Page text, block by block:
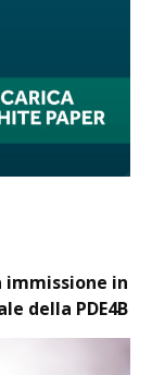
immissione in
della PDE4B